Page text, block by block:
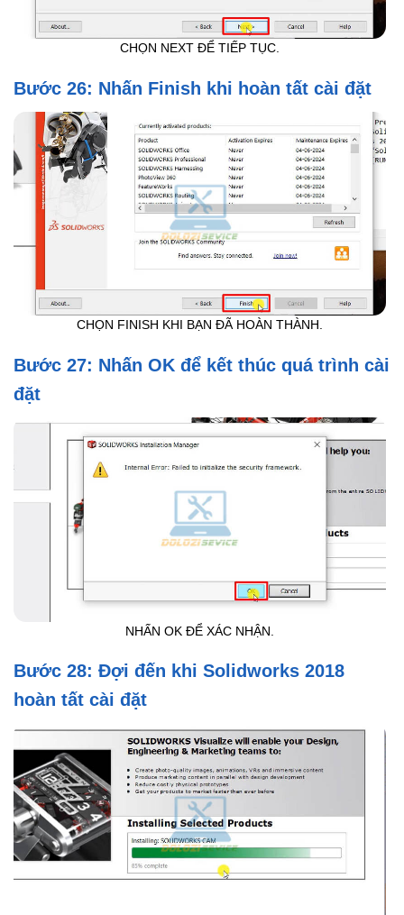
CHỌN NEXT ĐỂ TIẾP TỤC.
Bước 26: Nhấn Finish khi hoàn tất cài đặt
CHỌN FINISH KHI BẠN ĐÃ HOÀN THÀNH.
Bước 27: Nhấn OK để kết thúc quá trình cài
đặt
NHẤN OK ĐỂ XÁC NHẬN.
Bước 28: Đợi đến khi Solidworks 2018
hoàn tất cài đặt